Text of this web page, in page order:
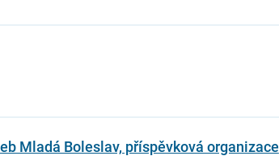
Mladá Boleslav, příspěvková organizace